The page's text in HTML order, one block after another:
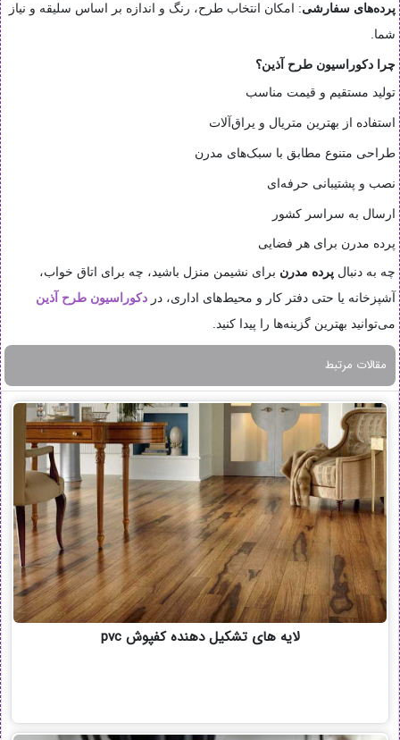
پرده‌های سفارشی: امکان انتخاب طرح، رنگ و اندازه بر اساس سلیقه و نیاز
شما.
چرا دکوراسیون طرح آذین؟
تولید مستقیم و قیمت مناسب
استفاده از بهترین متریال و یراق‌آلات
طراحی متنوع مطابق با سبک‌های مدرن
نصب و پشتیبانی حرفه‌ای
ارسال به سراسر کشور
پرده مدرن برای هر فضایی
چه به دنبال پرده مدرن برای نشیمن منزل باشید، چه برای اتاق خواب،
آشپزخانه یا حتی دفتر کار و محیط‌های اداری، در دکوراسیون طرح آذین
می‌توانید بهترین گزینه‌ها را پیدا کنید.
مقالات مرتبط
لایه های تشکیل دهنده کفپوش pvc